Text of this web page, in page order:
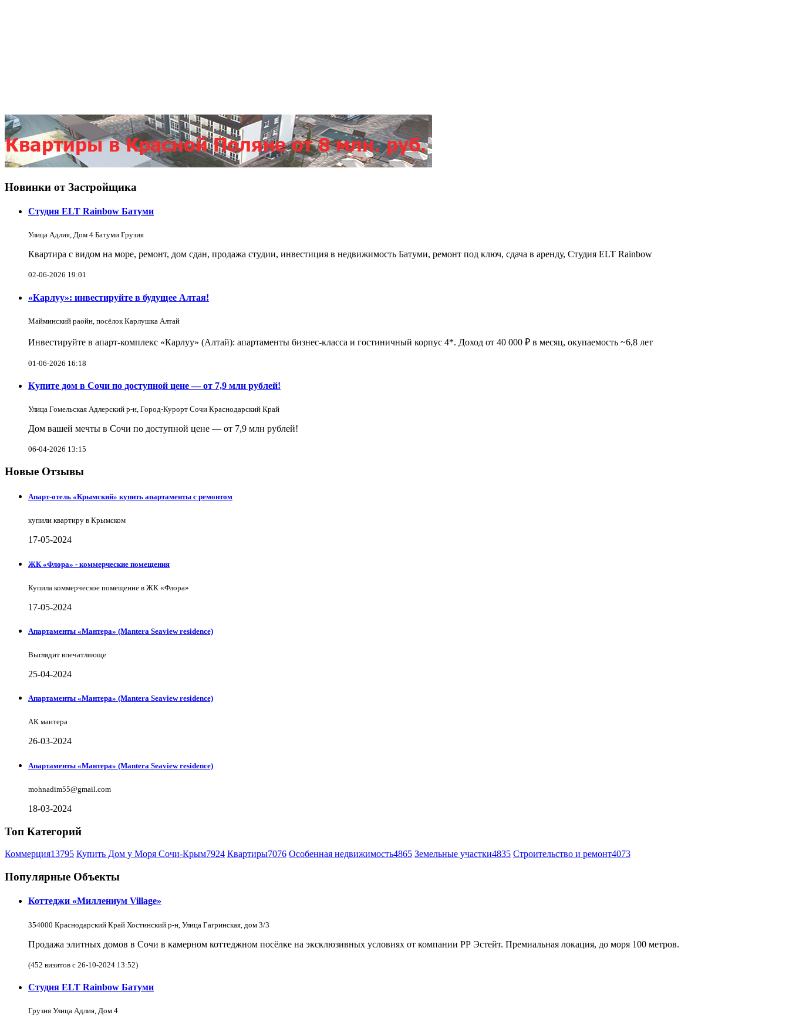
Новинки от Застройщика
Студия ELT Rainbow Батуми
Улица Адлия, Дом 4 Батуми Грузия
Квартира с видом на море, ремонт, дом сдан, продажа студии, инвестиция в недвижимость Батуми, ремонт под ключ, сдача в аренду, Студия ELT Rainbow
02-06-2026 19:01
«Карлуу»: инвестируйте в будущее Алтая!
Майминский раойн, посёлок Карлушка Алтай
Инвестируйте в апарт-комплекс «Карлуу» (Алтай): апартаменты бизнес-класса и гостиничный корпус 4*. Доход от 40 000 ₽ в месяц, окупаемость ~6,8 лет
01-06-2026 16:18
Купите дом в Сочи по доступной цене — от 7,9 млн рублей!
Улица Гомельская Адлерский р-н, Город-Курорт Сочи Краснодарский Край
Дом вашей мечты в Сочи по доступной цене — от 7,9 млн рублей!
06-04-2026 13:15
Новые Отзывы
Апарт-отель «Крымский» купить апартаменты с ремонтом
купили квартиру в Крымском
17-05-2024
ЖК «Флора» - коммерческие помещения
Купила коммерческое помещение в ЖК «Флора»
17-05-2024
Апартаменты «Мантера» (Mantera Seaview rеsidence)
Выглядит впечатляюще
25-04-2024
Апартаменты «Мантера» (Mantera Seaview rеsidence)
АК мантера
26-03-2024
Апартаменты «Мантера» (Mantera Seaview rеsidence)
mohnadim55@gmail.com
18-03-2024
Топ Категорий
Коммерция13795 Купить Дом у Моря Сочи-Крым7924 Квартиры7076 Особенная недвижимость4865 Земельные участки4835 Строительство и ремонт4073
Популярные Объекты
Коттеджи «Миллениум Village»
354000 Краснодарский Край Хостинский р-н, Улица Гагринская, дом 3/3
Продажа элитных домов в Сочи в камерном коттеджном посёлке на эксклюзивных условиях от компании РР Эстейт. Премиальная локация, до моря 100 метров.
(452 визитов с 26-10-2024 13:52)
Студия ELT Rainbow Батуми
Грузия Улица Адлия, Дом 4